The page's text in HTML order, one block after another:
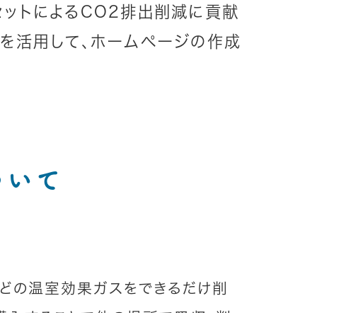
ットによるCO2排出削減に貢献
活用して、ホームページの作成
いて
の温室効果ガスをできるだけ削